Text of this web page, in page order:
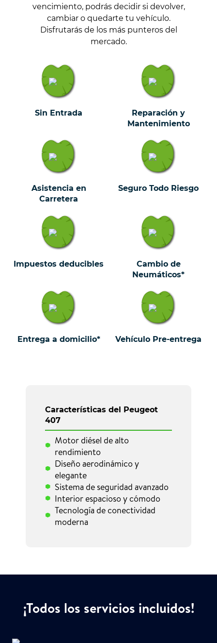
vencimiento, podrás decidir si devolver,
cambiar o quedarte tu vehículo.
Disfrutarás de los más punteros del
mercado.
Sin Entrada
Reparación y
Mantenimiento
Asistencia en
Carretera
Seguro Todo Riesgo
Impuestos deducibles
Cambio de
Neumáticos*
Entrega a domicilio* Vehículo Pre-entrega
Características del Peugeot
407
Motor diésel de alto
rendimiento
Diseño aerodinámico y
elegante
Sistema de seguridad avanzado
Interior espacioso y cómodo
Tecnología de conectividad
moderna
¡Todos los servicios incluidos!